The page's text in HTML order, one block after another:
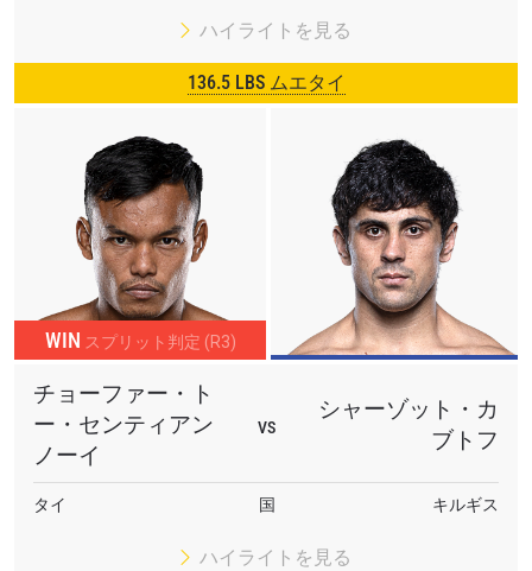
ハイライトを見る
136.5 LBS ムエタイ
WIN スプリット判定 (R3)
チョーファー・ト
ー・センティアン
ノーイ
VS
シャーゾット・カ
ブトフ
タイ 国 キルギス
ハイライトを見る